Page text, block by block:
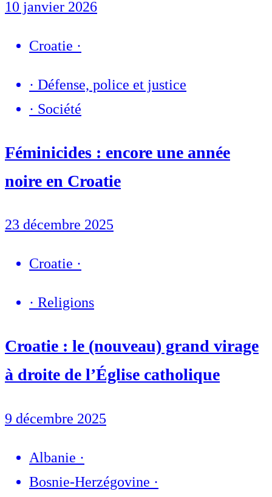
10 janvier 2026
Croatie ·
· Défense, police et justice
· Société
Féminicides : encore une année
noire en Croatie
23 décembre 2025
Croatie ·
· Religions
Croatie : le (nouveau) grand virage
à droite de l’Église catholique
9 décembre 2025
Albanie ·
Bosnie-Herzégovine ·